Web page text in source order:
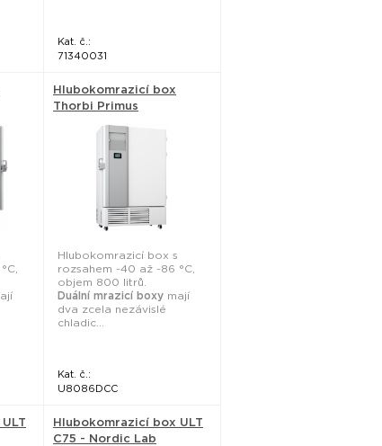
Kat. č.:
71340031
Hlubokomrazicí box
Thorbi Primus
TPU8086DCC - National
Hlubokomrazicí box s
rozsahem -40 až -86 °C,
objem 800 litrů.
Duální mrazicí boxy mají
dva zcela nezávislé
chladic...
Kat. č.:
U8086DCC
Hlubokomrazicí box ULT
C75 - Nordic Lab